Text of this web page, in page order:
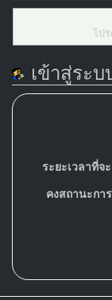
โป
เข้าสู่ระบ
ระยะเวลาที่จ
คงสถานะกา